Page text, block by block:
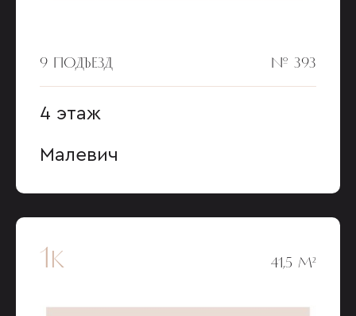
9 ПОДЪЕЗД № 393
4 этаж
Малевич
1к 41,5 М²